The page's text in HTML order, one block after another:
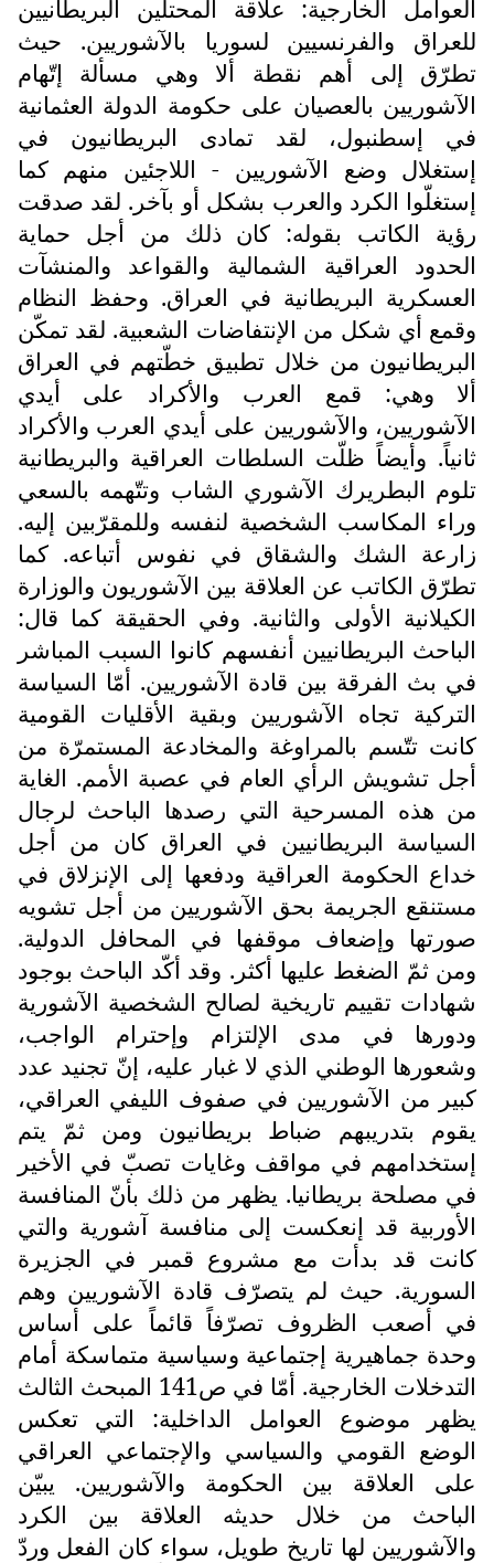
العوامل الخارجية: علاقة المحتلين البريطانيين
للعراق والفرنسيين لسوريا بالآشوريين. حيث
تطرّق إلى أهم نقطة ألا وهي مسألة إتّهام
الآشوريين بالعصيان على حكومة الدولة العثمانية
في إسطنبول، لقد تمادى البريطانيون في
إستغلال وضع الآشوريين - اللاجئين منهم كما
إستغلّوا الكرد والعرب بشكل أو بآخر. لقد صدقت
رؤية الكاتب بقوله: كان ذلك من أجل حماية
الحدود العراقية الشمالية والقواعد والمنشآت
العسكرية البريطانية في العراق. وحفظ النظام
وقمع أي شكل من الإنتفاضات الشعبية. لقد تمكّن
البريطانيون من خلال تطبيق خطّتهم في العراق
ألا وهي: قمع العرب والأكراد على أيدي
الآشوريين، والآشوريين على أيدي العرب والأكراد
ثانياً. وأيضاً ظلّت السلطات العراقية والبريطانية
تلوم البطريرك الآشوري الشاب وتتّهمه بالسعي
وراء المكاسب الشخصية لنفسه وللمقرّبين إليه.
زارعة الشك والشقاق في نفوس أتباعه. كما
تطرّق الكاتب عن العلاقة بين الآشوريون والوزارة
الكيلانية الأولى والثانية. وفي الحقيقة كما قال:
الباحث البريطانيين أنفسهم كانوا السبب المباشر
في بث الفرقة بين قادة الآشوريين. أمّا السياسة
التركية تجاه الآشوريين وبقية الأقليات القومية
كانت تتّسم بالمراوغة والمخادعة المستمرّة من
أجل تشويش الرأي العام في عصبة الأمم. الغاية
من هذه المسرحية التي رصدها الباحث لرجال
السياسة البريطانيين في العراق كان من أجل
خداع الحكومة العراقية ودفعها إلى الإنزلاق في
مستنقع الجريمة بحق الآشوريين من أجل تشويه
صورتها وإضعاف موقفها في المحافل الدولية.
ومن ثمّ الضغط عليها أكثر. وقد أكّد الباحث بوجود
شهادات تقييم تاريخية لصالح الشخصية الآشورية
ودورها في مدى الإلتزام وإحترام الواجب،
وشعورها الوطني الذي لا غبار عليه، إنّ تجنيد عدد
كبير من الآشوريين في صفوف الليفي العراقي،
يقوم بتدريبهم ضباط بريطانيون ومن ثمّ يتم
إستخدامهم في مواقف وغايات تصبّ في الأخير
في مصلحة بريطانيا. يظهر من ذلك بأنّ المنافسة
الأوربية قد إنعكست إلى منافسة آشورية والتي
كانت قد بدأت مع مشروع قمبر في الجزيرة
السورية. حيث لم يتصرّف قادة الآشوريين وهم
في أصعب الظروف تصرّفاً قائماً على أساس
وحدة جماهيرية إجتماعية وسياسية متماسكة أمام
التدخلات الخارجية. أمّا في ص141 المبحث الثالث
يظهر موضوع العوامل الداخلية: التي تعكس
الوضع القومي والسياسي والإجتماعي العراقي
على العلاقة بين الحكومة والآشوريين. يبيّن
الباحث من خلال حديثه العلاقة بين الكرد
والآشوريين لها تاريخ طويل، سواء كان الفعل وردّ